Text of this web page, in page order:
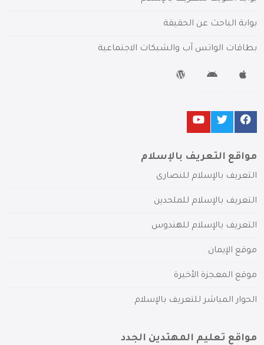
بوابة الباحث عن الحقيقة
بطاقات الواتس آب والشبكات الاجتماعية
مواقع التعريف بالإسلام
التعريف بالإسلام للنصارى
التعريف بالإسلام للملحدين
التعريف بالإسلام للهندوس
موقع الإيمان
موقع المعجزة الأخيرة
الحوار المباشر للتعريف بالإسلام
مواقع تعليم المهتدين الجدد